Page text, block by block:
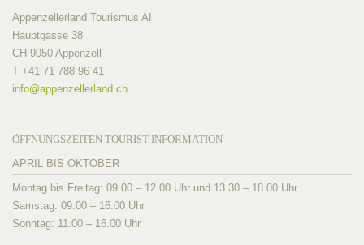
Appenzellerland Tourismus AI
Hauptgasse 38
CH-9050 Appenzell
T +41 71 788 96 41
info@appenzellerland.ch
ÖFFNUNGSZEITEN TOURIST INFORMATION
APRIL BIS OKTOBER
Montag bis Freitag: 09.00 – 12.00 Uhr und 13.30 – 18.00 Uhr
Samstag: 09.00 – 16.00 Uhr
Sonntag: 11.00 – 16.00 Uhr